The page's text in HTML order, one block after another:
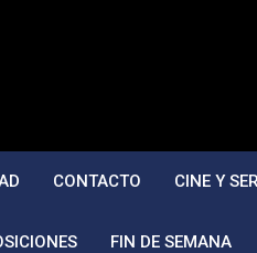
CONTACTO CINE Y
FIN DE SEMANA